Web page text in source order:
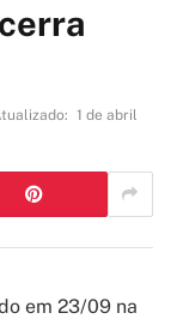
1 de abril
em 23/09 na